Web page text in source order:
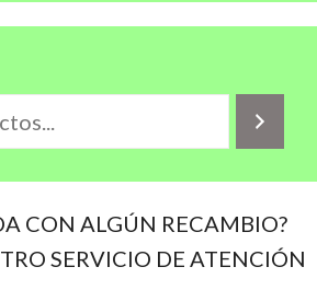
CON ALGÚN RECAMBIO?
SERVICIO DE ATENCIÓN